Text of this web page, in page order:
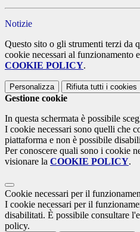
Notizie
Questo sito o gli strumenti terzi da
cookie necessari al funzionamento
COOKIE POLICY.
Personalizza Rifiuta tutti i cookies
Gestione cookie
In questa schermata è possibile
I cookie necessari sono quelli che
piattaforma e non è possibile
Per conoscere quali sono i cookie
visionare la COOKIE POLICY.
Cookie necessari per il
I cookie necessari per il
disabilitati. È possibile consultare
policy.